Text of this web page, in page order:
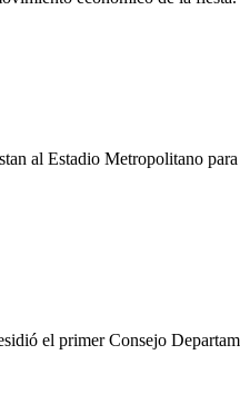
al Estadio Metropolitano
el primer Consejo